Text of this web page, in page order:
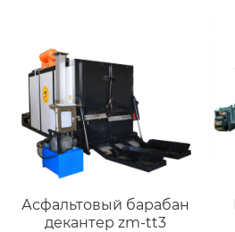
Асфальтовый барабан
декантер zm-tt3